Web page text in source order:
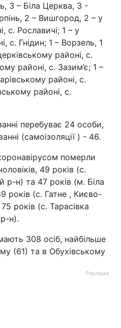
3 – Біла Церква, 3 -
2 – Вишгород, 2 – у
с. Рославичі; 1 – у
с. Гнідин; 1 – Ворзель, 1
районі, с.
районі, с. Зазим’є; 1 –
районі, с.
районі, с.
перебуває 24 особи,
(самоізоляції ) - 46.
померли
49 років (с.
р-н) та 47 років (м. Біла
років (с. Гатне , Києво-
років (с. Тарасівка
н).
308 осіб, найбільше
(61) та в Обухівському
Реклама